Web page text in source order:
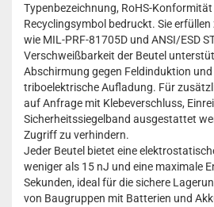
Typenbezeichnung, RoHS-
Recyclingsymbol bedruckt. Sie
wie MIL-PRF-81705D und ANSI/ESD
Verschweißbarkeit der Beutel
Abschirmung gegen Feldinduktion
triboelektrische Aufladung. Für
auf Anfrage mit Klebeverschluss,
Sicherheitssiegelband ausgestattet
Zugriff zu verhindern.
Jeder Beutel bietet eine
weniger als 15 nJ und eine maximale
Sekunden, ideal für die sichere
von Baugruppen mit Batterien und